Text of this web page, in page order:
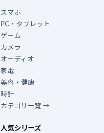
スマホ
PC・タブレット
ゲーム
カメラ
オーディオ
家電
美容・健康
時計
カテゴリ一覧 →
人気シリーズ